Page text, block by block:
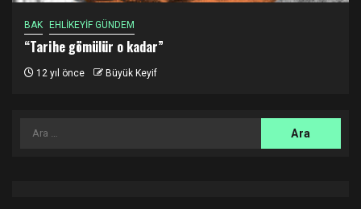
BAK EHLİKEYİF GÜNDEM
“Tarihe gömülür o kadar”
12 yıl önce Büyük Keyif
Arama: